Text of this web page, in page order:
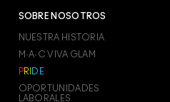
SOBRE NOSOTROS
NUESTRA HISTORIA
M·A·C VIVA GLAM
PR D E
OPORTUNIDADES
LABORALES